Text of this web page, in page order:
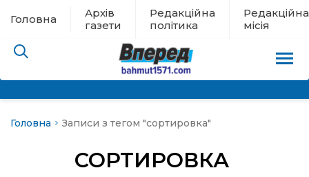
Головна
Архів
газети
Редакційна
політика
Редакційна
місія
евакуації
Головна Записи з тегом "сортировка"
СОРТИРОВКА